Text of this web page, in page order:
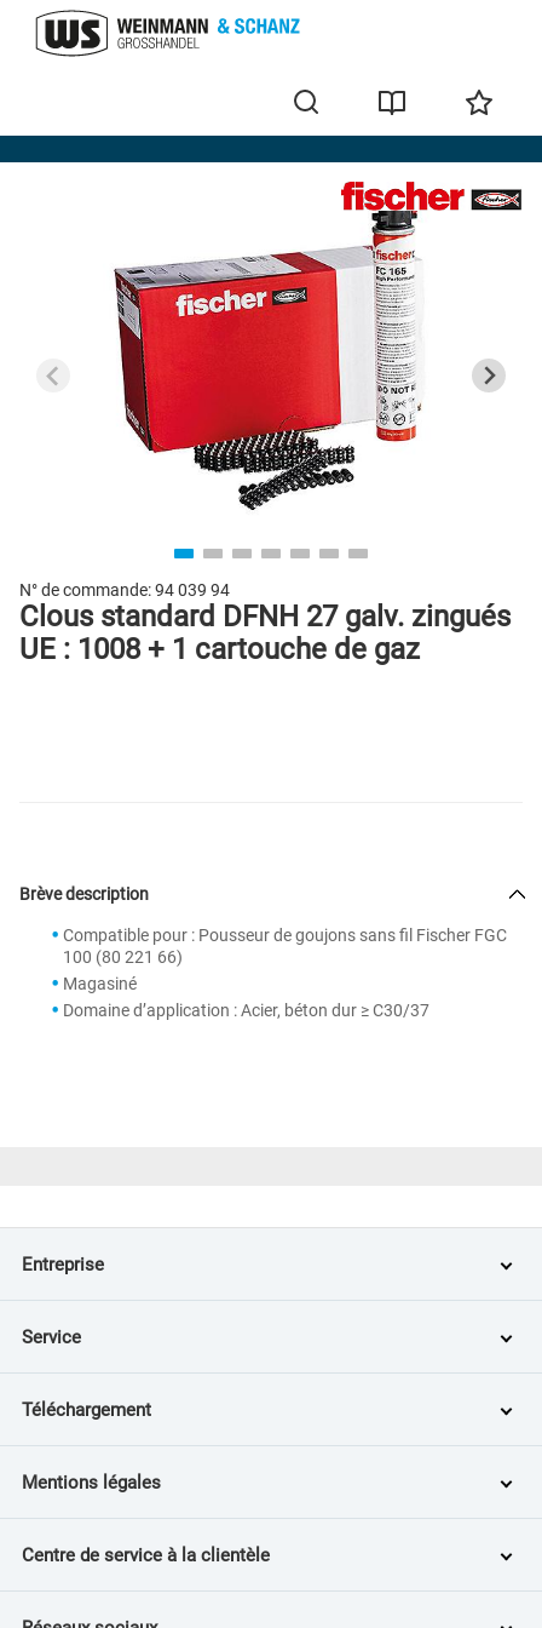
Fischer
N° de commande:94 039 94
Clous standard DFNH 27 galv. zingués
UE : 1008 + 1 cartouche de gaz
Brève description
Compatible pour : Pousseur de goujons sans fil Fischer FGC
100 (80 221 66)
Magasiné
Domaine d’application : Acier, béton dur ≥ C30/37
Entreprise
Service
Téléchargement
Mentions légales
Centre de service à la clientèle